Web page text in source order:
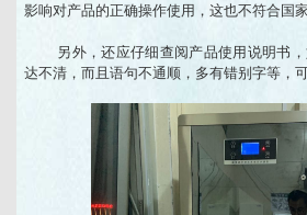
影响对产品的正确操作使用，这也不符合国
另外，还应仔细查阅产品使用说明书
达不清，而且语句不通顺，多有错别字等，